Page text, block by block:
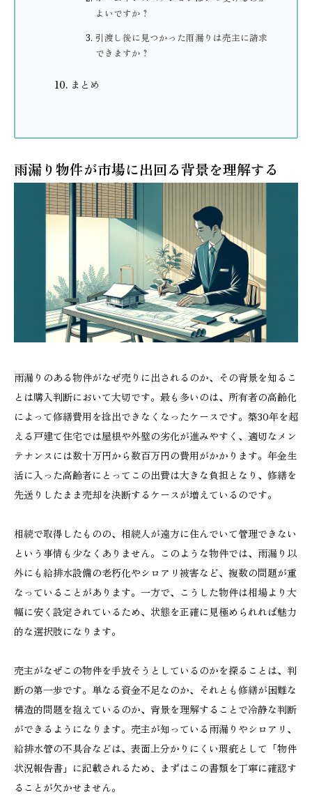
よいですか？
引渡し後に見つかった雨漏りは売主に請求
できますか？
まとめ
雨漏り物件が市場に出回る背景を理解する
雨漏りのある物件がなぜ売りに出されるのか、その背景を知るこ
とは購入判断において大切です。最も多いのは、所有者の高齢化
によって修繕費用を捻出できなくなったケースです。築30年を超
える戸建て住宅では屋根や外壁の劣化が進みやすく、適切なメン
テナンスには数十万円から数百万円の費用がかかります。年金生
活に入った高齢者にとってこの出費は大きな負担となり、修繕を
先送りしたまま売却を決断するケースが増えているのです。
相続で取得したものの、相続人が遠方に住んでいて管理できない
という事情も少なくありません。このような物件では、雨漏り以
外にも給排水設備の老朽化やシロアリ被害など、複数の問題が重
なっていることがあります。一方で、こうした物件は相場より大
幅に安く設定されているため、状態を正確に見極められれば魅力
的な選択肢になります。
売主がなぜこの物件を手放そうとしているのかを探ることは、判
断の第一歩です。単なる資金不足なのか、それとも修繕が困難な
構造的問題を抱えているのか、背景を理解することで冷静な判断
ができるようになります。売主が知っている雨漏りやシロアリ、
給排水管の不具合などは、表面上分かりにくい瑕疵として「物件
状況報告書」に記載されるため、まずはこの書類を丁寧に確認す
ることが欠かせません。